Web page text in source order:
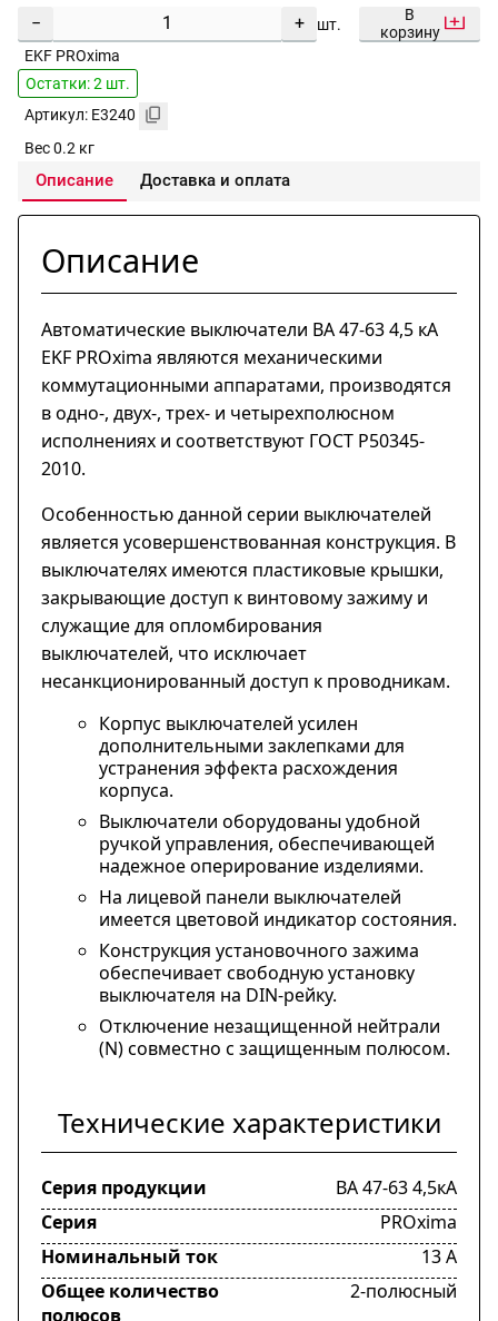
− + шт.
В
корзину
EKF PROxima
Остатки: 2 шт.
Артикул: E3240
Вес 0.2 кг
Описание Доставка и оплата
Описание
Автоматические выключатели ВА 47-63 4,5 кА
EKF PROxima являются механическими
коммутационными аппаратами, производятся
в одно-, двух-, трех- и четырехполюсном
исполнениях и соответствуют ГОСТ Р50345-
2010.
Особенностью данной серии выключателей
является усовершенствованная конструкция. В
выключателях имеются пластиковые крышки,
закрывающие доступ к винтовому зажиму и
служащие для опломбирования
выключателей, что исключает
несанкционированный доступ к проводникам.
Корпус выключателей усилен
дополнительными заклепками для
устранения эффекта расхождения
корпуса.
Выключатели оборудованы удобной
ручкой управления, обеспечивающей
надежное оперирование изделиями.
На лицевой панели выключателей
имеется цветовой индикатор состояния.
Конструкция установочного зажима
обеспечивает свободную установку
выключателя на DIN-рейку.
Отключение незащищенной нейтрали
(N) совместно с защищенным полюсом.
Технические характеристики
Серия продукции
ВА 47-63 4,5кА
Серия
PROxima
Номинальный ток
13 А
Общее количество
полюсов
2-полюсный